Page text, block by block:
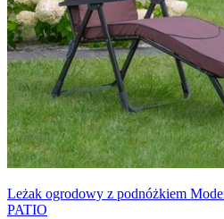
Leżak ogrodowy z podnóżkiem
PATIO